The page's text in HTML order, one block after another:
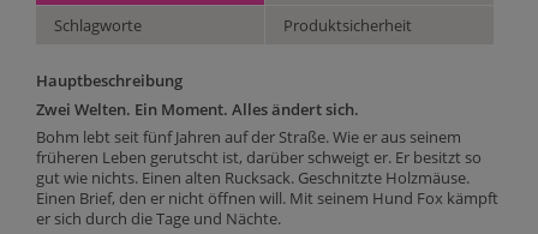
Schlagworte
Produktsicherheit
Hauptbeschreibung
Zwei Welten. Ein Moment. Alles ändert sich.
Bohm lebt seit fünf Jahren auf der Straße. Wie er aus seinem
früheren Leben gerutscht ist, darüber schweigt er. Er besitzt so
gut wie nichts. Einen alten Rucksack. Geschnitzte Holzmäuse.
Einen Brief, den er nicht öffnen will. Mit seinem Hund Fox kämpft
er sich durch die Tage und Nächte.